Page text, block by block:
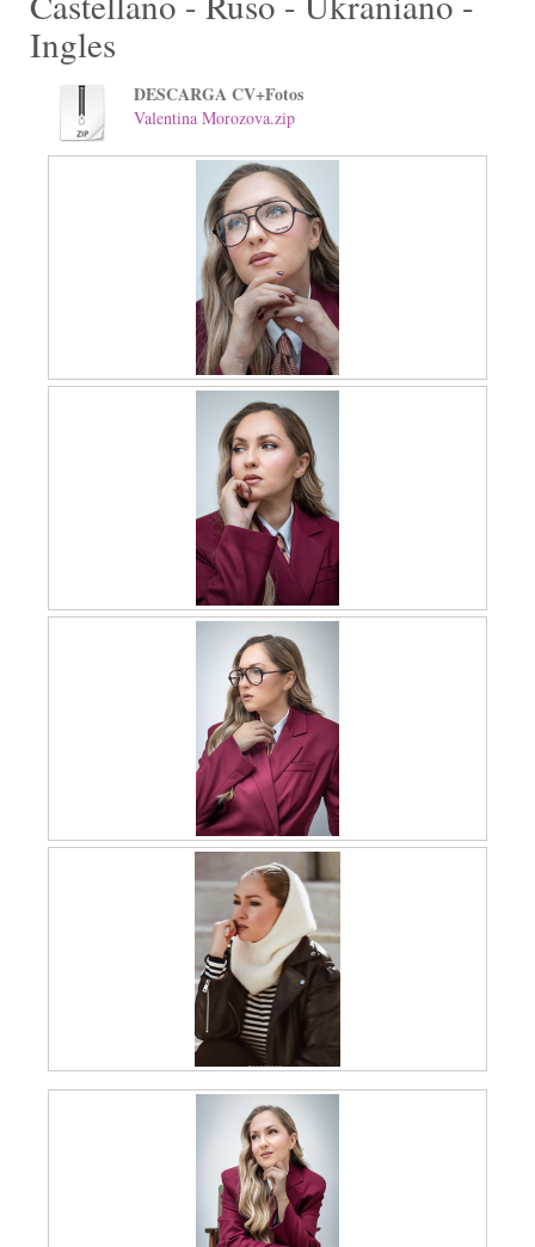
Ingles
DESCARGA CV+Fotos
Valentina Morozova.zip